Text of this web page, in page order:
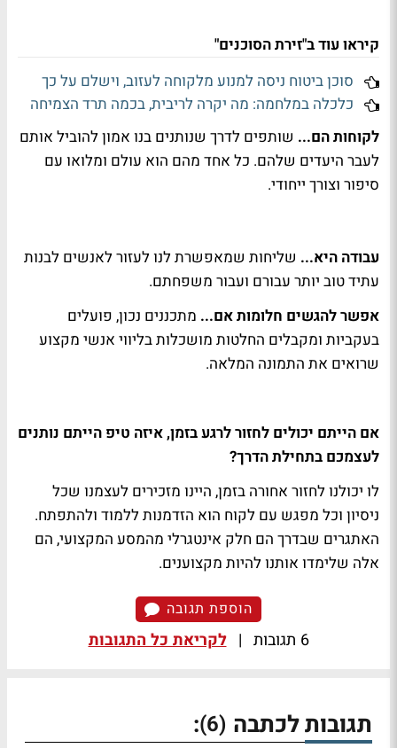
קיראו עוד ב"זירת הסוכנים"
סוכן ביטוח ניסה למנוע מלקוחה לעזוב, וישלם על כך
כלכלה במלחמה: מה יקרה לריבית, בכמה תרד הצמיחה
לקוחות הם... שותפים לדרך שנותנים בנו אמון להוביל אותם
לעבר היעדים שלהם. כל אחד מהם הוא עולם ומלואו עם
סיפור וצורך ייחודי.
עבודה היא... שליחות שמאפשרת לנו לעזור לאנשים לבנות
עתיד טוב יותר עבורם ועבור משפחתם.
אפשר להגשים חלומות אם... מתכננים נכון, פועלים
בעקביות ומקבלים החלטות מושכלות בליווי אנשי מקצוע
שרואים את התמונה המלאה.
אם הייתם יכולים לחזור לרגע בזמן, איזה טיפ הייתם נותנים
לעצמכם בתחילת הדרך?
לו יכולנו לחזור אחורה בזמן, היינו מזכירים לעצמנו שכל
ניסיון וכל מפגש עם לקוח הוא הזדמנות ללמוד ולהתפתח.
האתגרים שבדרך הם חלק אינטגרלי מהמסע המקצועי, הם
אלה שלימדו אותנו להיות מקצוענים.
הוספת תגובה
6 תגובות | לקריאת כל התגובות
תגובות לכתבה (6)
: